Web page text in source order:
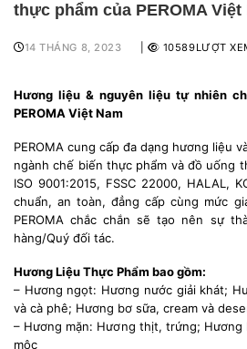
thực phẩm của PEROMA Việt
14 THÁNG 8, 2023 10589LƯỢT
Hương liệu & nguyên liệu tự nhiên
PEROMA Việt Nam
PEROMA cung cấp đa dạng hương liệu
ngành chế biến thực phẩm và đồ uống
ISO 9001:2015, FSSC 22000, HALAL,
chuẩn, an toàn, đẳng cấp cùng mức
PEROMA chắc chắn sẽ tạo nên sự
hàng/Quý đối tác.
Hương Liệu Thực Phẩm bao gồm:
– Hương ngọt: Hương nước giải khát;
và cà phê; Hương bơ sữa, cream và
– Hương mặn: Hương thịt, trứng; Hương
mộc